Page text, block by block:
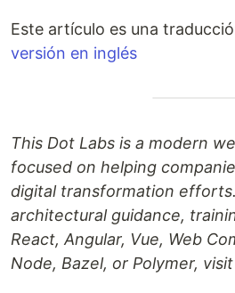
Este artículo es una
versión en inglés
This Dot Labs is a modern
focused on helping
digital transformation
architectural guidance,
React, Angular, Vue, Web
Node, Bazel, or Polymer, visit